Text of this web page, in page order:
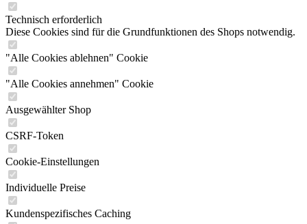
Technisch erforderlich
Diese Cookies sind für die Grundfunktionen des Shops notwendig.
"Alle Cookies ablehnen" Cookie
"Alle Cookies annehmen" Cookie
Ausgewählter Shop
CSRF-Token
Cookie-Einstellungen
Individuelle Preise
Kundenspezifisches Caching